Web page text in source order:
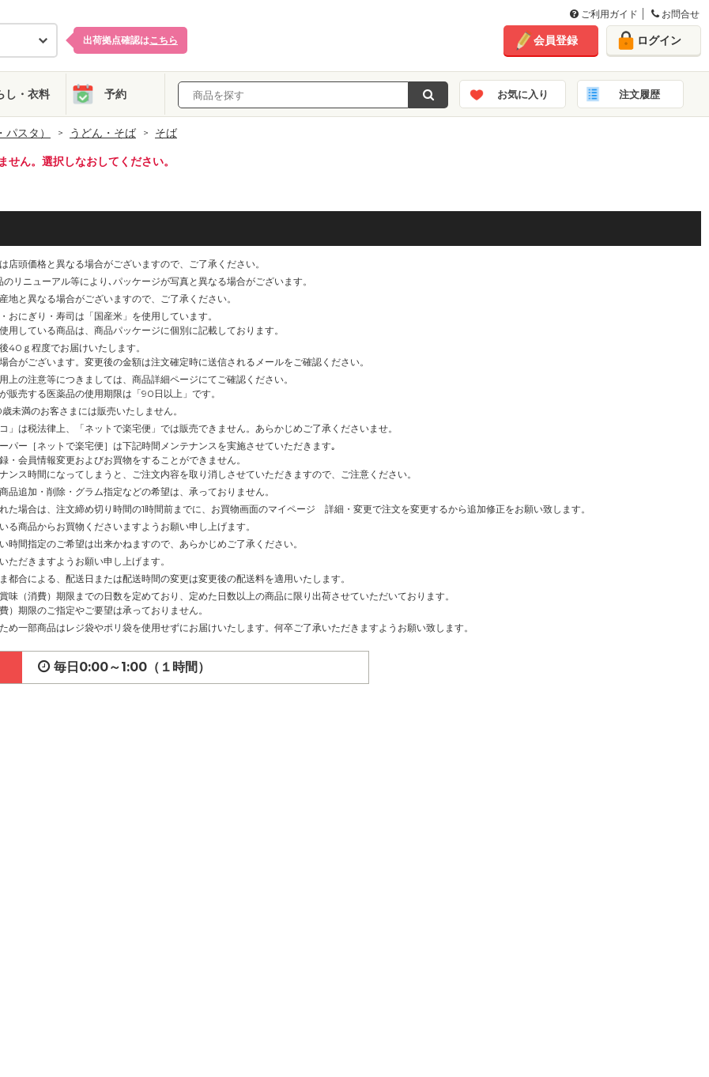
ご利用ガイド お問合せ
出荷拠点確認はこちら 会員登録 ログイン
し・衣料 予約 お気に入り 注文履歴
スタ） うどん・そば そば
せん。選択しなおしてください。
店頭価格と異なる場合がございますので、ご了承ください。
リニューアル等により､パッケージが写真と異なる場合がございます。
地と異なる場合がございますので、ご了承ください。
おにぎり・寿司は「国産米」を使用しています。
用している商品は、商品パッケージに個別に記載しております。
40ｇ程度でお届けいたします。
合がございます。変更後の金額は注文確定時に送信されるメールをご確認ください。
上の注意等につきましては、商品詳細ページにてご確認ください。
販売する医薬品の使用期限は「90日以上」です。
未満のお客さまには販売いたしません。
」は税法律上、「ネットで楽宅便」では販売できません。あらかじめご了承くださいませ。
パー［ネットで楽宅便］は下記時間メンテナンスを実施させていただきます｡
・会員情報変更およびお買物をすることができません。
ンス時間になってしまうと、ご注文内容を取り消しさせていただきますので、ご注意ください。
品追加・削除・グラム指定などの希望は、承っておりません。
た場合は、注文締め切り時間の1時間前までに、お買物画面のマイページ 詳細・変更で注文を変更するから追加修正をお願い致します。
る商品からお買物くださいますようお願い申し上げます。
時間指定のご希望は出来かねますので、あらかじめご了承ください。
ただきますようお願い申し上げます。
都合による、配送日または配送時間の変更は変更後の配送料を適用いたします。
味（消費）期限までの日数を定めており、定めた日数以上の商品に限り出荷させていただいております。
）期限のご指定やご要望は承っておりません。
め一部商品はレジ袋やポリ袋を使用せずにお届けいたします。何卒ご了承いただきますようお願い致します。
毎日0:00～1:00（１時間）